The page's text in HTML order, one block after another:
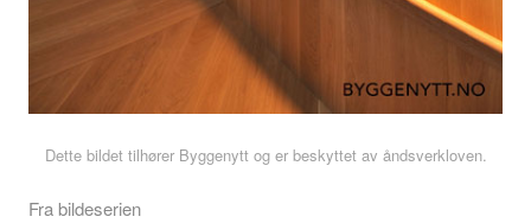
Dette bildet tilhører Byggenytt og er beskyttet av åndsverkloven.
Fra bildeserien